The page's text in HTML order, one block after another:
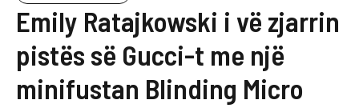
Emily Ratajkowski i vë zjarrin
pistës së Gucci-t me një
minifustan Blinding Micro